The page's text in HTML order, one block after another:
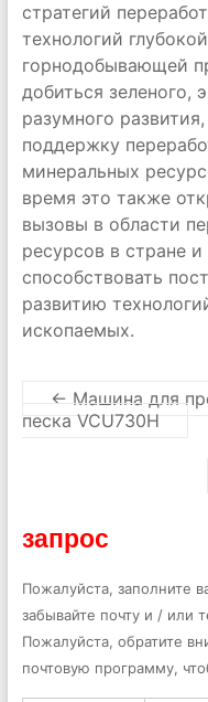
стратегий
технологий
горнодобывающей
добиться зеленого,
разумного
поддержку
минеральных
время это также
вызовы в области
ресурсов в стране
способствовать
развитию
ископаемых.
← Машина для
песка VCU730H
запрос
Пожалуйста, заполните
забывайте почту и / или
Пожалуйста, обратите
почтовую программу,